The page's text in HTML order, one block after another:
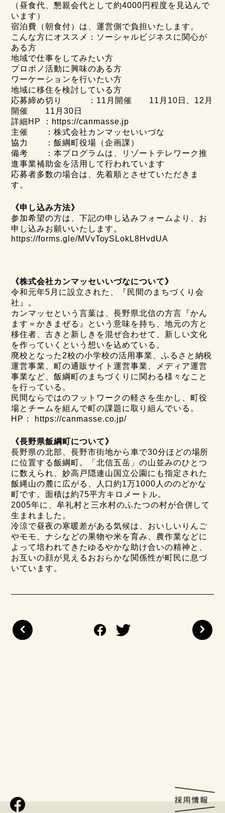
（昼食代、懇親会代として約4000円程度を見込んで
います）
宿泊費（朝食付）は、運営側で負担いたします。
こんな方にオススメ：ソーシャルビジネスに関心が
ある方
地域で仕事をしてみたい方
プロボノ活動に興味のある方
ワーケーションを行いたい方
地域に移住を検討している方
応募締め切り ：11月開催 11月10日、12月
開催 11月30日
詳細HP ： https://canmasse.jp
主催 ：株式会社カンマッセいいづな
協力 ：飯綱町役場（企画課）
備考 ：本プログラムは、リゾートテレワーク推
進事業補助金を活用して行われています
応募者多数の場合は、先着順とさせていただきま
す。
《申し込み方法》
参加希望の方は、下記の申し込みフォームより、お
申し込みお願いいたします。
https://forms.gle/MVvToySLokL8HvdUA
《株式会社カンマッセいいづなについて》
令和元年5月に設立された、『民間のまちづくり会
社』。
カンマッセという言葉は、長野県北信の方言『かん
ます＝かきまぜる』という意味を持ち、地元の方と
移住者、古きと新しきを混ぜ合わせて、新しい文化
を作っていくという想いを込めている。
廃校となった2校の小学校の活用事業、ふるさと納税
運営事業、町の通販サイト運営事業、メディア運営
事業など、飯綱町のまちづくりに関わる様々なこと
を行っている。
民間ならではのフットワークの軽さを生かし、町役
場とチームを組んで町の課題に取り組んでいる。
HP： https://canmasse.co.jp/
《長野県飯綱町について》
長野県の北部、長野市街地から車で30分ほどの場所
に位置する飯綱町。「北信五岳」の山並みのひとつ
に数えられ、妙高戸隠連山国立公園にも指定された
飯縄山の麓に広がる、人口約1万1000人ののどかな
町です。面積は約75平方キロメートル。
2005年に、牟礼村と三水村のふたつの村が合併して
生まれました。
冷涼で昼夜の寒暖差がある気候は、おいしいりんご
やモモ、ナシなどの果物や米を育み、農作業などに
よって培われてきたゆるやかな助け合いの精神と、
お互いの顔が見えるおおらかな関係性が町民に息づ
いています。